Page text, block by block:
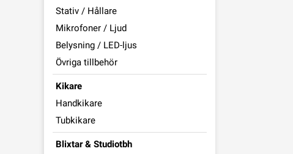
Stativ / Hållare
Mikrofoner / Ljud
Belysning / LED-ljus
Övriga tillbehör
Kikare
Handkikare
Tubkikare
Blixtar & Studiotbh